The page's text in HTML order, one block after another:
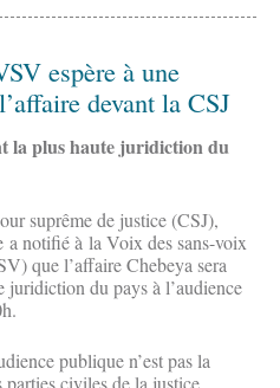
espère à une
devant la CSJ
la plus haute juridiction du
suprême de justice (CSJ),
a notifié à la Voix des sans-voix
que l’affaire Chebeya sera
juridiction du pays à l’audience
publique n’est pas la
parties civiles de la justice